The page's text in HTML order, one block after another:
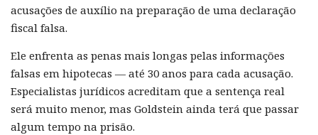
acusações de auxílio na preparação de uma declaração
fiscal falsa.
Ele enfrenta as penas mais longas pelas informações
falsas em hipotecas — até 30 anos para cada acusação.
Especialistas jurídicos acreditam que a sentença real
será muito menor, mas Goldstein ainda terá que passar
algum tempo na prisão.